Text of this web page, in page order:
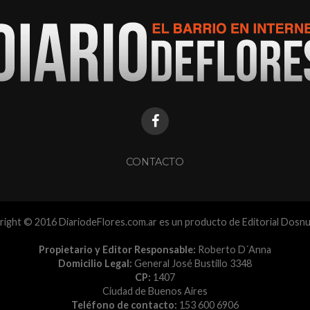
CONTACTO
© 2016 DiariodeFlores.com.ar es un producto de Editorial
Propietario y Editor Responsable: Roberto D´Anna
Domicilio Legal: General José Bustillo 3348
CP: 1407
Ciudad de Buenos Aires
Teléfono de contacto: 153 600 6906